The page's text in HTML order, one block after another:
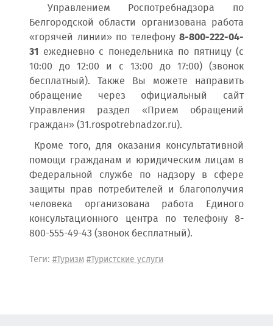
Управлением Роспотребнадзора по
Белгородской области организована работа
«горячей линии» по телефону 8-800-222-04-
31 ежедневно с понедельника по пятницу (с
10:00 до 12:00 и с 13:00 до 17:00) (звонок
бесплатный). Также Вы можете направить
обращение через официальный сайт
Управления раздел «Прием обращений
граждан» (31.rospotrebnadzor.ru).
Кроме того, для оказания консультативной
помощи гражданам и юридическим лицам в
Федеральной службе по надзору в сфере
защиты прав потребителей и благополучия
человека организована работа Единого
консультационного центра по телефону 8-
800-555-49-43 (звонок бесплатный).
Теги: #Туризм#Туристские услуги